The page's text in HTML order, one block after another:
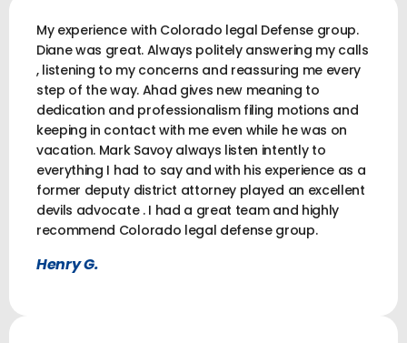
My experience with Colorado legal Defense group.
Diane was great. Always politely answering my calls
, listening to my concerns and reassuring me every
step of the way. Ahad gives new meaning to
dedication and professionalism filing motions and
keeping in contact with me even while he was on
vacation. Mark Savoy always listen intently to
everything I had to say and with his experience as a
former deputy district attorney played an excellent
devils advocate . I had a great team and highly
recommend Colorado legal defense group.
Henry G.